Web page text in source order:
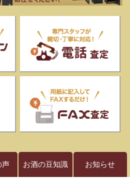
声 お酒の豆知識 お知らせ